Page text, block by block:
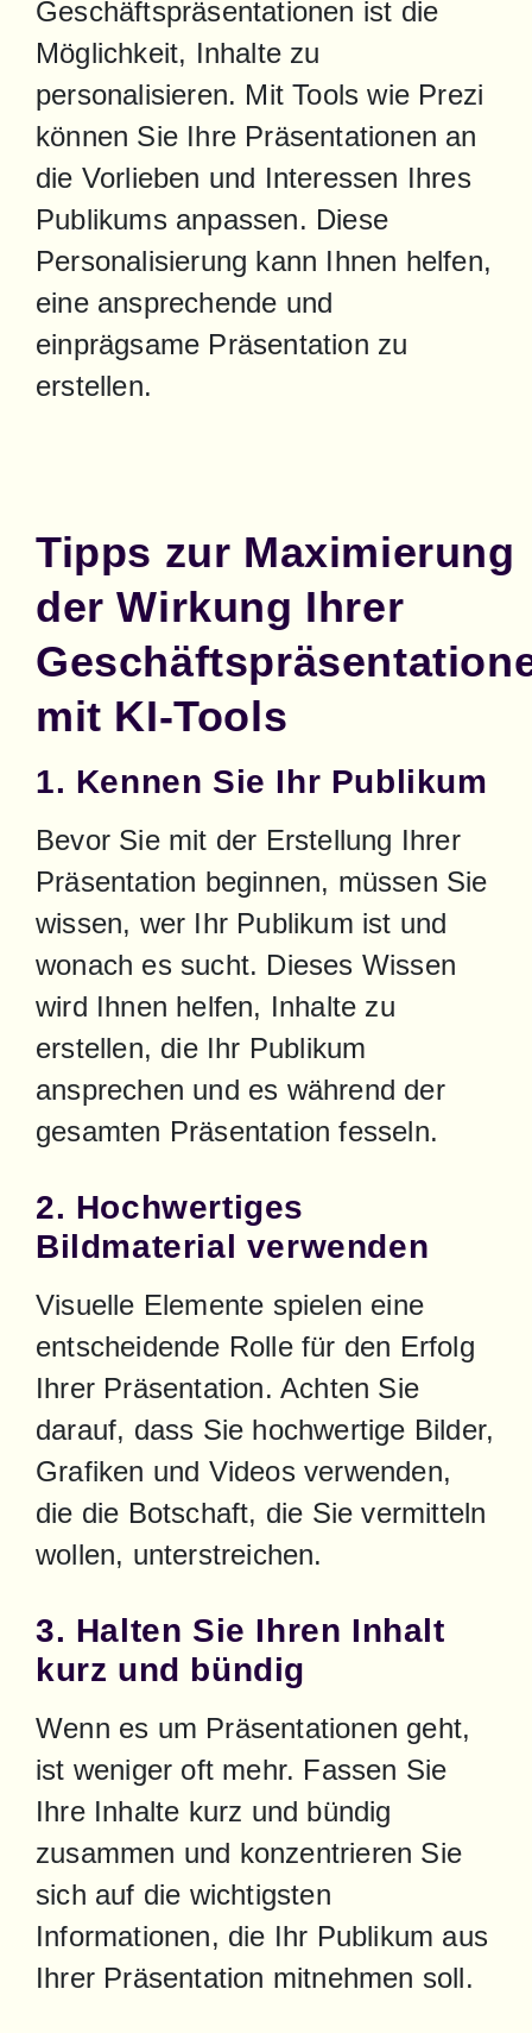
Geschäftspräsentationen ist die
Möglichkeit, Inhalte zu
personalisieren. Mit Tools wie Prezi
können Sie Ihre Präsentationen an
die Vorlieben und Interessen Ihres
Publikums anpassen. Diese
Personalisierung kann Ihnen helfen,
eine ansprechende und
einprägsame Präsentation zu
erstellen.
Tipps zur Maximierung
der Wirkung Ihrer
mit KI-Tools
1. Kennen Sie Ihr Publikum
Bevor Sie mit der Erstellung Ihrer
Präsentation beginnen, müssen Sie
wissen, wer Ihr Publikum ist und
wonach es sucht. Dieses Wissen
wird Ihnen helfen, Inhalte zu
erstellen, die Ihr Publikum
ansprechen und es während der
gesamten Präsentation fesseln.
2. Hochwertiges
Bildmaterial verwenden
Visuelle Elemente spielen eine
entscheidende Rolle für den Erfolg
Ihrer Präsentation. Achten Sie
darauf, dass Sie hochwertige Bilder,
Grafiken und Videos verwenden,
die die Botschaft, die Sie vermitteln
wollen, unterstreichen.
3. Halten Sie Ihren Inhalt
kurz und bündig
Wenn es um Präsentationen geht,
ist weniger oft mehr. Fassen Sie
Ihre Inhalte kurz und bündig
zusammen und konzentrieren Sie
sich auf die wichtigsten
Informationen, die Ihr Publikum aus
Ihrer Präsentation mitnehmen soll.